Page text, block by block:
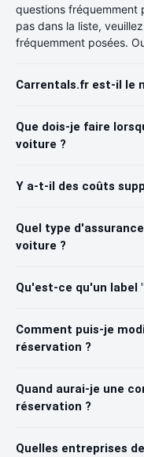
questions fréquemment
pas dans la liste,
fréquemment posées.
Carrentals.fr est-il le
Que dois-je faire
voiture ?
Y a-t-il des coûts
Quel type
voiture ?
Qu'est-ce qu'un label
Comment puis-je
réservation ?
Quand aurai-je une
réservation ?
Quelles entreprises